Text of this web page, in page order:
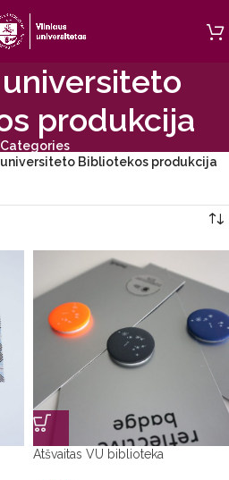
produkcija
Categories
Bibliotekos produkcija
Atšvaitas VU biblioteka